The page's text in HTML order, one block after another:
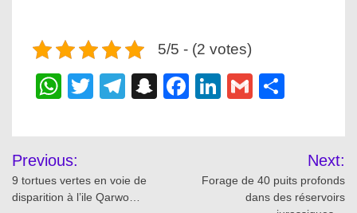
5/5 - (2 votes)
WhatsApp
TwitterTelegram
Snapchat
Facebook
LinkedIn
Gmail
Post
navigation
Previous:
9 tortues vertes en voie de
disparition à l’ile Qarwo…
Next:
Forage de 40 puits profonds
dans des réservoirs